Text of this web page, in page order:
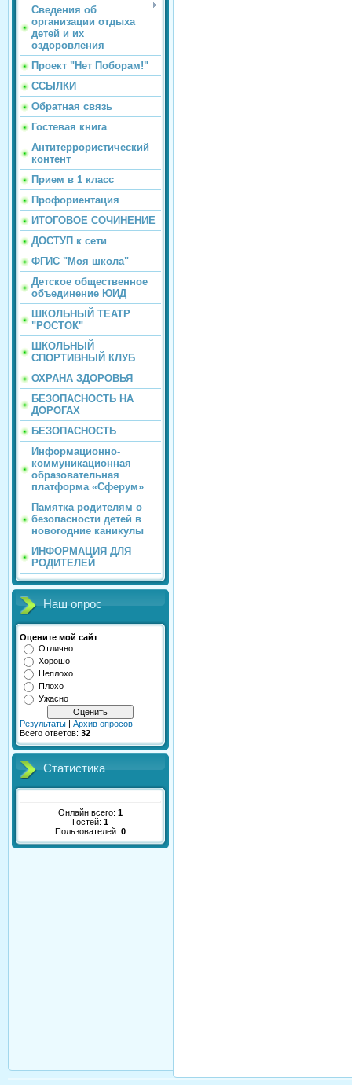
Сведения об
организации отдыха
детей и их
оздоровления
Проект "Нет Поборам!"
ССЫЛКИ
Обратная связь
Гостевая книга
Антитеррористический
контент
Прием в 1 класс
Профориентация
ИТОГОВОЕ СОЧИНЕНИЕ
ДОСТУП к сети
ФГИС "Моя школа"
Детское общественное
объединение ЮИД
ШКОЛЬНЫЙ ТЕАТР
"РОСТОК"
ШКОЛЬНЫЙ
СПОРТИВНЫЙ КЛУБ
ОХРАНА ЗДОРОВЬЯ
БЕЗОПАСНОСТЬ НА
ДОРОГАХ
БЕЗОПАСНОСТЬ
Информационно-
коммуникационная
образовательная
платформа «Сферум»
Памятка родителям о
безопасности детей в
новогодние каникулы
ИНФОРМАЦИЯ ДЛЯ
РОДИТЕЛЕЙ
Наш опрос
Оцените мой сайт
Отлично
Хорошо
Неплохо
Плохо
Ужасно
Результаты | Архив опросов
Всего ответов: 32
Статистика
Онлайн всего: 1
Гостей: 1
Пользователей: 0